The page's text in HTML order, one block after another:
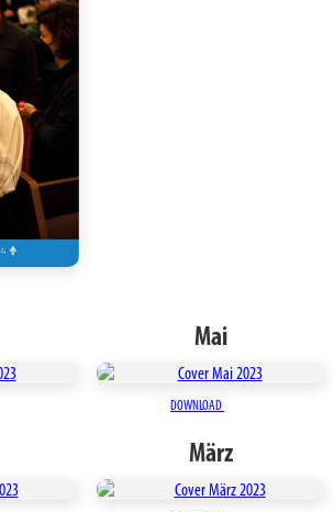
Mai
DOWNLOAD
März